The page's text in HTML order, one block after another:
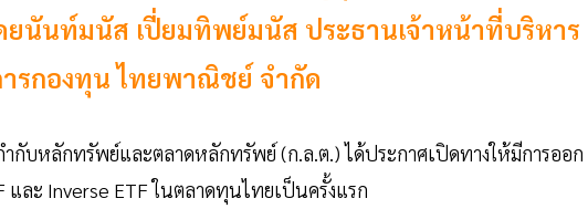
ยนันท์มนัส เปี่ยมทิพย์มนัส ประธานเจ้าหน้าที่บริหาร
รกองทุน ไทยพาณิชย์ จำกัด
กับหลักทรัพย์และตลาดหลักทรัพย์ (ก.ล.ต.) ได้ประกาศเปิดทางให้มีการออก
ละ Inverse ETF ในตลาดทุนไทยเป็นครั้งแรก